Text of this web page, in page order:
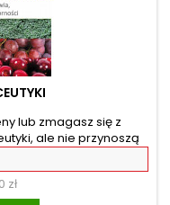
lub zmagasz się z
ale nie przynoszą
chcesz uchronić się
Dzięki rewolucyjnemu
możesz uniknąć tych
zł